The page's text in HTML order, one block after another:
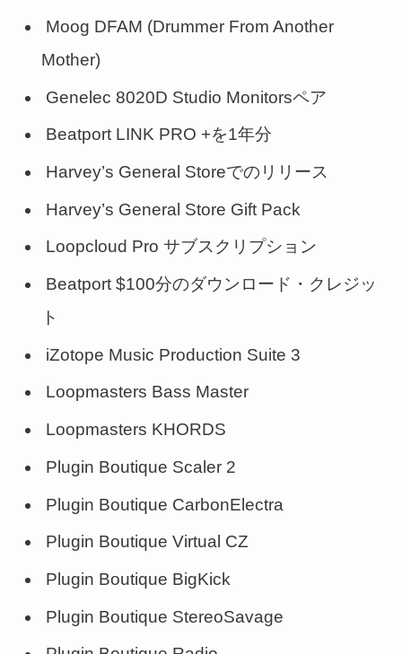
Moog DFAM (Drummer From Another
Mother)
Genelec 8020D Studio Monitorsペア
Beatport LINK PRO +を1年分
Harvey’s General Storeでのリリース
Harvey’s General Store Gift Pack
Loopcloud Pro サブスクリプション
Beatport $100分のダウンロード・クレジッ
ト
iZotope Music Production Suite 3
Loopmasters Bass Master
Loopmasters KHORDS
Plugin Boutique Scaler 2
Plugin Boutique CarbonElectra
Plugin Boutique Virtual CZ
Plugin Boutique BigKick
Plugin Boutique StereoSavage